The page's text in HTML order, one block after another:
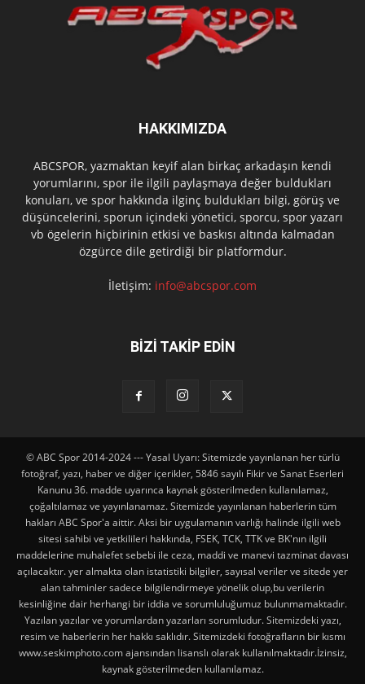
HAKKIMIZDA
ABCSPOR, yazmaktan keyif alan birkaç arkadaşın kendi
yorumlarını, spor ile ilgili paylaşmaya değer buldukları
konuları, ve spor hakkında ilginç buldukları bilgi, görüş ve
düşüncelerini, sporun içindeki yönetici, sporcu, spor yazarı
vb ögelerin hiçbirinin etkisi ve baskısı altında kalmadan
özgürce dile getirdiği bir platformdur.
İletişim: info@abcspor.com
BİZİ TAKİP EDİN
© ABC Spor 2014-2024 --- Yasal Uyarı: Sitemizde yayınlanan her türlü
fotoğraf, yazı, haber ve diğer içerikler, 5846 sayılı Fikir ve Sanat Eserleri
Kanunu 36. madde uyarınca kaynak gösterilmeden kullanılamaz,
çoğaltılamaz ve yayınlanamaz. Sitemizde yayınlanan haberlerin tüm
hakları ABC Spor'a aittir. Aksi bir uygulamanın varlığı halinde ilgili web
sitesi sahibi ve yetkilileri hakkında, FSEK, TCK, TTK ve BK'nın ilgili
maddelerine muhalefet sebebi ile ceza, maddi ve manevi tazminat davası
açılacaktır. yer almakta olan istatistiki bilgiler, sayısal veriler ve sitede yer
alan tahminler sadece bilgilendirmeye yönelik olup,bu verilerin
kesinliğine dair herhangi bir iddia ve sorumluluğumuz bulunmamaktadır.
Yazılan yazılar ve yorumlardan yazarları sorumludur. Sitemizdeki yazı,
resim ve haberlerin her hakkı saklıdır. Sitemizdeki fotoğrafların bir kısmı
www.seskimphoto.com ajansından lisanslı olarak kullanılmaktadır.İzinsiz,
kaynak gösterilmeden kullanılamaz.